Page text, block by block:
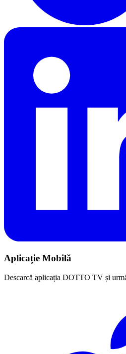
Aplicație Mobilă
Descarcă aplicația DOTTO TV și